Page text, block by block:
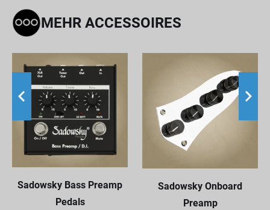
MEHR ACCESSOIRES
Sadowsky Bass Preamp
Pedals
Sadowsky Onboard
Preamp